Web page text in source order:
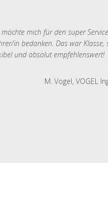
möchte mich für den super
in bedanken. Das war Klasse,
und absolut empfehlenswert!
M. Vogel, VOGEL